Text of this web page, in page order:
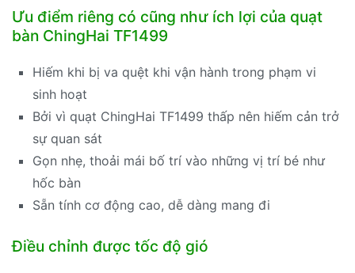
Ưu điểm riêng có cũng như ích lợi của quạt
bàn ChingHai TF1499
Hiếm khi bị va quệt khi vận hành trong phạm vi
sinh hoạt
Bởi vì quạt ChingHai TF1499 thấp nên hiếm cản trở
sự quan sát
Gọn nhẹ, thoải mái bố trí vào những vị trí bé như
hốc bàn
Sẵn tính cơ động cao, dễ dàng mang đi
Điều chỉnh được tốc độ gió